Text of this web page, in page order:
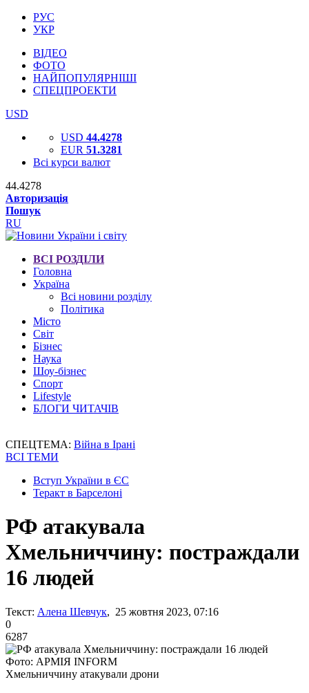
РУС
УКР
ВІДЕО
ФОТО
НАЙПОПУЛЯРНІШІ
СПЕЦПРОЕКТИ
USD
USD 44.4278
EUR 51.3281
Всі курси валют
44.4278
Авторизація
Пошук
RU
ВСІ РОЗДІЛИ
Головна
Україна
Всі новини розділу
Політика
Місто
Світ
Бізнес
Наука
Шоу-бізнес
Спорт
Lifestyle
БЛОГИ ЧИТАЧІВ
СПЕЦТЕМА: Війна в Ірані
ВСІ ТЕМИ
Вступ України в ЄС
Теракт в Барселоні
РФ атакувала
Хмельниччину: постраждали
16 людей
Текст: Алена Шевчук, 25 жовтня 2023, 07:16
0
6287
Фото: АРМІЯ INFORM
Хмельниччину атакували дрони